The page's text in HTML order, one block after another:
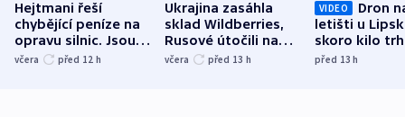
Hejtmani řeší
chybějící peníze na
opravu silnic. Jsou
nenárokové, namítá
včera před 12 h
Ukrajina zasáhla
sklad Wildberries,
Rusové útočili na
trh, hasiče či
včera před 13 h
VIDEO
Dron
letišti u
skoro kilo
indicie
před 13h